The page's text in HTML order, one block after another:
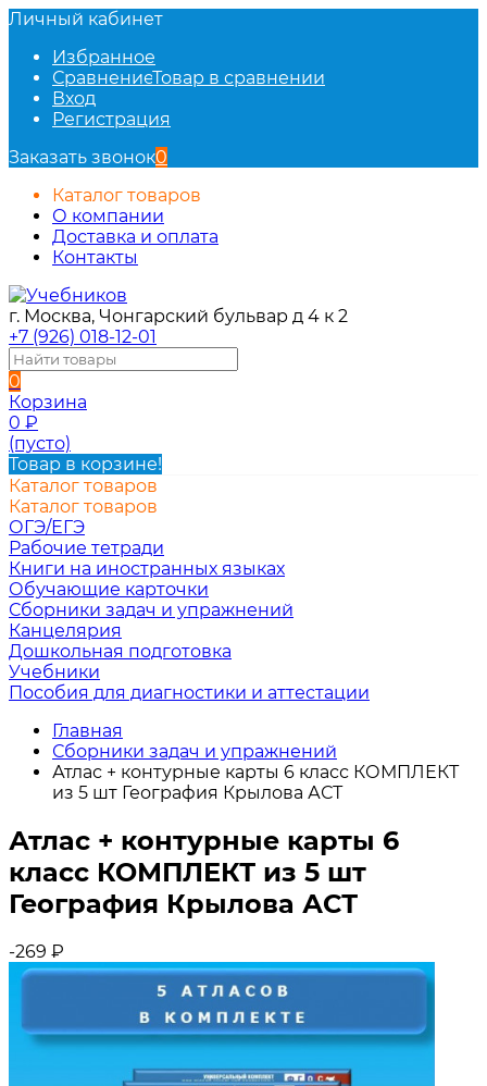
Личный кабинет
Избранное
СравнениеТовар в сравнении
Вход
Регистрация
Заказать звонок0
Каталог товаров
О компании
Доставка и оплата
Контакты
г. Москва, Чонгарский бульвар д 4 к 2
+7 (926) 018-12-01
0
Корзина
0 ₽
(пусто)
Товар в корзине!
Каталог товаров
Каталог товаров
ОГЭ/ЕГЭ
Рабочие тетради
Книги на иностранных языках
Обучающие карточки
Сборники задач и упражнений
Канцелярия
Дошкольная подготовка
Учебники
Пособия для диагностики и аттестации
Главная
Сборники задач и упражнений
Атлас + контурные карты 6 класс КОМПЛЕКТ
из 5 шт География Крылова АСТ
Атлас + контурные карты 6
класс КОМПЛЕКТ из 5 шт
География Крылова АСТ
-269 ₽